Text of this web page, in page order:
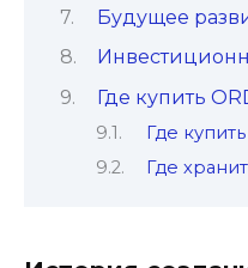
Будущее
Где купить
Где
Где